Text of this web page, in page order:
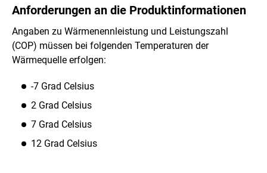
Anforderungen an die Produktinformationen
Angaben zu Wärmenennleistung und Leistungszahl
(COP) müssen bei folgenden Temperaturen der
Wärmequelle erfolgen:
-7 Grad Celsius
2 Grad Celsius
7 Grad Celsius
12 Grad Celsius